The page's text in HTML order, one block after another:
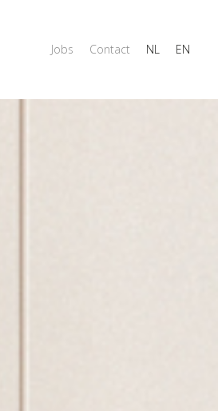
Jobs Contact NL EN